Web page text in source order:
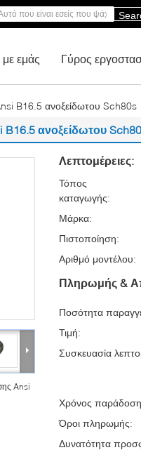
με εμάς Γύρος
B16.5 ανοξείδωτου Sch80s
ανοξείδωτου
Ansi
Λεπτομέρειες:
Τόπος
καταγωγής:
Μάρκα:
Πιστοποίηση:
Αριθμό μοντέλου:
Πληρωμής &
Ποσότητα
Τιμή:
Συσκευασία
Χρόνος
Όροι πληρωμής:
Δυνατότητα